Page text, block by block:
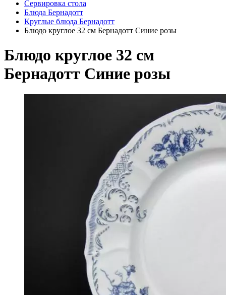
Сервировка стола
Блюда Бернадотт
Круглые блюда Бернадотт
Блюдо круглое 32 см Бернадотт Синие розы
Блюдо круглое 32 см
Бернадотт Синие розы